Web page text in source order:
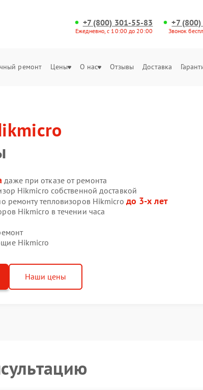
+7 (800) 301-55-83
Ежедневно, с 10:00 до 20:00
+7
Звонок
ремонт Цены О нас Отзывы Доставка
даже при отказе от ремонта
Hikmicro собственной доставкой
ремонту тепловизоров Hikmicro до 3-х лет
Hikmicro в течении часа
Hikmicro
Наши цены